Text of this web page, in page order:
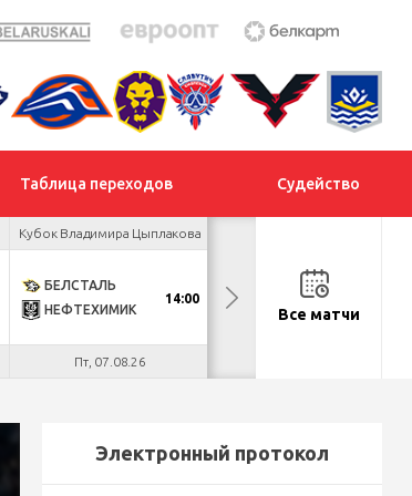
Таблица переходов Судейство
Кубок Владимира Цыплакова
БЕЛСТАЛЬ
НЕФТЕХИМИК
14:00
Пт, 07.08.26
ДНМ-ШИННИК
ТАЙФУНВсе матчи
Электронный протокол